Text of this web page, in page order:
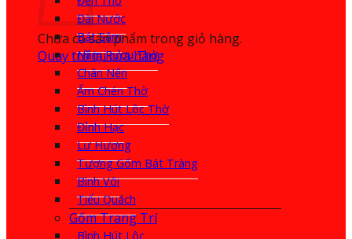
Chưa có sản phẩm trong giỏ hàng.
Quay trở lại cửa hàng
Đài Nước
Bát Sâm
Nậm Rượu Thờ
Chân Nến
Ấm Chén Thờ
Bình Hút Lộc Thờ
Đỉnh Hạc
Lư Hương
Tượng Gốm Bát Tràng
Bình Vôi
Tiểu Quách
Gốm Trang Trí
Bình Hút Lộc